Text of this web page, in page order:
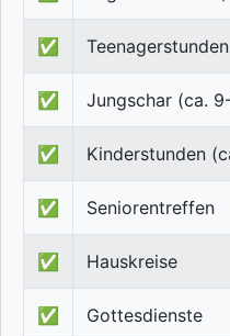
✅
✅ Jungschar (ca.
✅ Kinderstunden
✅ Seniorentreffen
✅ Hauskreise
✅ Gottesdienste